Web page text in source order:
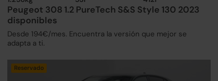
Peugeot 308 1.2 PureTech S&S Style 130 2023
disponibles
Desde 194€/mes. Encuentra la versión que mejor se
adapta a ti.
Reservado